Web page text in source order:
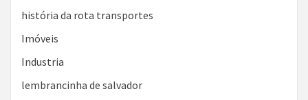
história da rota transportes
Imóveis
Industria
lembrancinha de salvador